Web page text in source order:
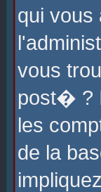
qui
vous
post� ?
les
de la